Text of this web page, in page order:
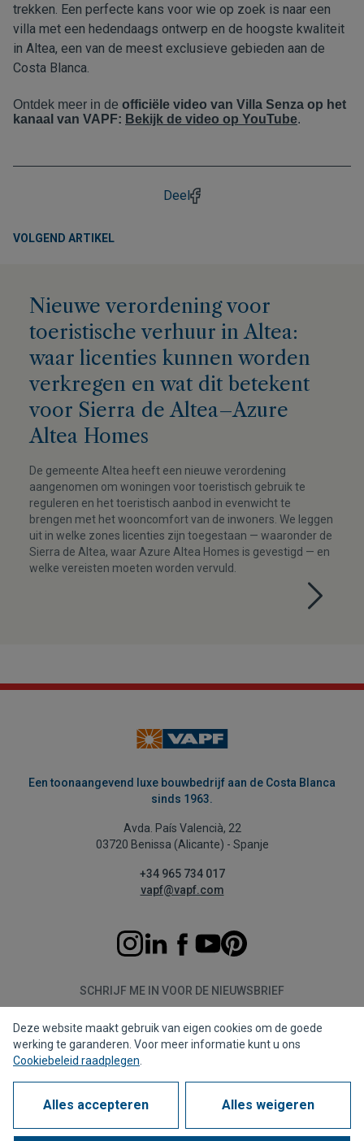
trekken. Een perfecte kans voor wie op zoek is naar een
villa met een hedendaags ontwerp en de hoogste kwaliteit
in Altea, een van de meest exclusieve gebieden aan de
Costa Blanca.
Ontdek meer in de officiële video van Villa Senza op het
kanaal van VAPF: Bekijk de video op YouTube.
Deel
VOLGEND ARTIKEL
Nieuwe verordening voor
toeristische verhuur in Altea:
waar licenties kunnen worden
verkregen en wat dit betekent
voor Sierra de Altea–Azure
Altea Homes
De gemeente Altea heeft een nieuwe verordening
aangenomen om woningen voor toeristisch gebruik te
reguleren en het toeristisch aanbod in evenwicht te
brengen met het wooncomfort van de inwoners. We leggen
uit in welke zones licenties zijn toegestaan — waaronder de
Sierra de Altea, waar Azure Altea Homes is gevestigd — en
welke vereisten moeten worden vervuld.
Een toonaangevend luxe bouwbedrijf aan de Costa Blanca
sinds 1963.
Avda. País Valencià, 22
03720 Benissa (Alicante) - Spanje
+34 965 734 017
vapf@vapf.com
SCHRIJF ME IN VOOR DE NIEUWSBRIEF
Aanmelden
PrivacybeleidCookiebeleid
Juridische kennisgeving
MeldkanaalCorporate compliance
Deze website maakt gebruik van eigen cookies om de goede
werking te garanderen. Voor meer informatie kunt u ons
Cookiebeleid raadplegen
Alles accepteren Alles weigeren